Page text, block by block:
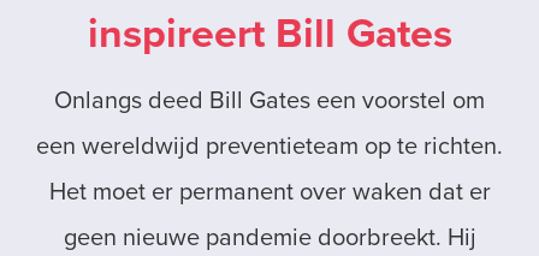
inspireert Bill Gates
Onlangs deed Bill Gates een voorstel om
een wereldwijd preventieteam op te richten.
Het moet er permanent over waken dat er
geen nieuwe pandemie doorbreekt. Hij